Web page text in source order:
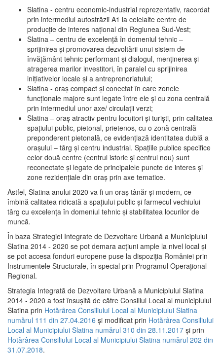
Slatina - centru economic-industrial reprezentativ, racordat
prin intermediul autostrăzii A1 la celelalte centre de
producţie de interes naţional din Regiunea Sud-Vest;
Slatina – centru de excelenţă în domeniul tehnic –
sprijinirea şi promovarea dezvoltării unui sistem de
învăţământ tehnic performant şi dialogul, menţinerea şi
atragerea marilor investitori, în paralel cu sprijinirea
iniţiativelor locale şi a antreprenoriatului;
Slatina - oraş compact şi conectat în care zonele
funcţionale majore sunt legate între ele şi cu zona centrală
prin intermediul unor axe/ circulații verzi;
Slatina – oraş atractiv pentru locuitori şi turişti, prin calitatea
spaţiului public, pietonal, prietenos, cu o zonă centrală
preponderent pietonală, ce evidenţiază identitatea dublă a
oraşului – târg şi centru industrial. Spaţiile publice specifice
celor două centre (centrul istoric şi centrul nou) sunt
reconectate şi legate de principalele puncte de interes şi
zone rezidenţiale din oraş prin axe tematice.
Astfel, Slatina anului 2020 va fi un oraş tânăr şi modern, ce
îmbină calitatea ridicată a spaţiului public şi farmecul vechiului
târg cu excelenţa în domeniul tehnic şi stabilitatea locurilor de
muncă.
În baza Strategiei Integrate de Dezvoltare Urbană a Municipiului
Slatina 2014 - 2020 se pot demara acţiuni ample la nivel local şi
se pot accesa fonduri europene puse la dispoziţia României prin
Instrumentele Structurale, în special prin Programul Operațional
Regional.
Strategia Integrată de Dezvoltare Urbană a Municipiului Slatina
2014 - 2020 a fost însuşită de către Consiliul Local al municipiului
Slatina prin Hotărârea Consiliului Local al Municipiului Slatina
numărul 111 din 27.04.2016 și modificat prin Hotărârea Consiliului
Local al Municipiului Slatina numărul 310 din 28.11.2017 și prin
Hotărârea Consiliului Local al Municipiului Slatina numărul 202 din
31.07.2018.